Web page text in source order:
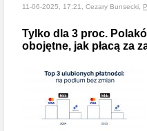
11-06-2025, 17:21, Cezary Bunsecki,
Tylko dla 3 proc.
obojętne, jak płacą za